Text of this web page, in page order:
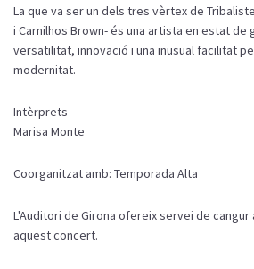
La que va ser un dels tres vèrtex de
i Carnilhos Brown- és una artista en estat
versatilitat, innovació i una inusual facilitat
modernitat.
Intèrprets
Marisa Monte
Coorganitzat amb: Temporada Alta
L'Auditori de Girona ofereix servei de
aquest concert.